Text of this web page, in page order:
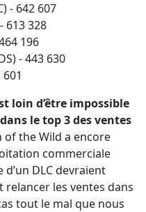
- 642 607
613 328
196
- 443 630
loin d’être impossible
le top 3 des ventes
of the Wild a encore
commerciale
d’un DLC devraient
relancer les ventes dans
tout le mal que nous